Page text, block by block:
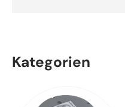
Kategorien